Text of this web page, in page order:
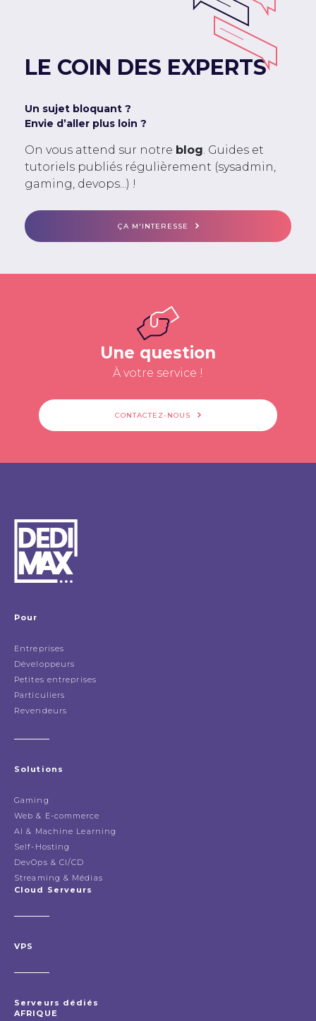
LE COIN DES EXPERTS
Un sujet bloquant ?
Envie d’aller plus loin ?
On vous attend sur notre blog . Guides et
tutoriels publiés régulièrement (sysadmin,
gaming, devops...) !
ÇA M'INTERESSE
Une question
À votre service !
CONTACTEZ-NOUS
Pour
Entreprises
Développeurs
Petites entreprises
Particuliers
Revendeurs
Solutions
Gaming
Web & E-commerce
AI & Machine Learning
Self-Hosting
DevOps & CI/CD
Streaming & Médias
Cloud Serveurs
VPS
Serveurs dédiés
AFRIQUE